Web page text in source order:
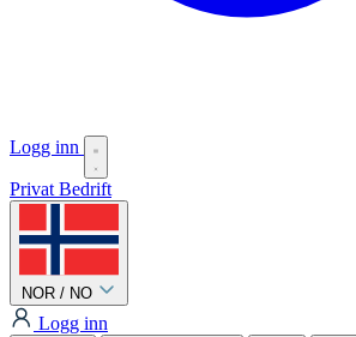
Logg inn
Privat Bedrift
NOR / NO
Logg inn